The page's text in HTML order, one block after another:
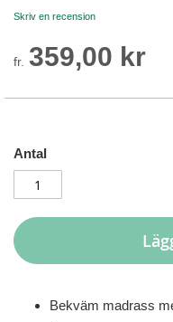
of
images
Skriv en recension
fr. 359,00 kr
Antal
Bekväm madrass